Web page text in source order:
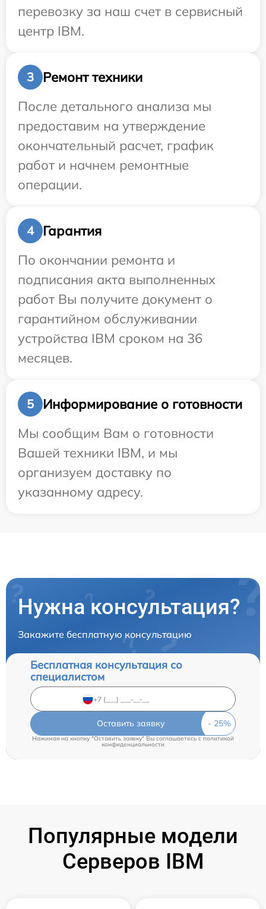
перевозку за наш счет в сервисный
центр IBM.
3
Ремонт техники
После детального анализа мы
предоставим на утверждение
окончательный расчет, график
работ и начнем ремонтные
операции.
4
Гарантия
По окончании ремонта и
подписания акта выполненных
работ Вы получите документ о
гарантийном обслуживании
устройства IBM сроком на 36
месяцев.
5
Информирование о готовности
Мы сообщим Вам о готовности
Вашей техники IBM, и мы
организуем доставку по
указанному адресу.
Нужна консультация?
Закажите бесплатную консультацию
Бесплатная консультация со
специалистом
Оставить заявку
Нажимая на кнопку "Оставить заявку" Вы соглашаетесь c политикой
конфиденциальности
Популярные модели
Серверов IBM